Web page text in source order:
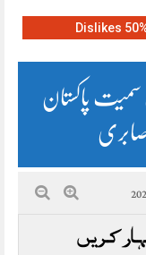
50%
سمیت پاکستان
صابری
کریں